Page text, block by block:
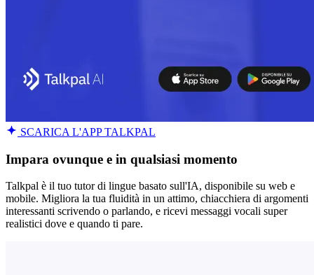
SCARICA L'APP TALKPAL
Impara ovunque e in qualsiasi momento
Talkpal è il tuo tutor di lingue basato sull'IA, disponibile su web e
mobile. Migliora la tua fluidità in un attimo, chiacchiera di argomenti
interessanti scrivendo o parlando, e ricevi messaggi vocali super
realistici dove e quando ti pare.